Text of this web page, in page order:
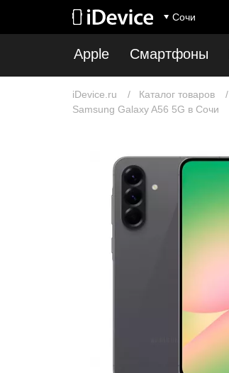
Сочи
Apple Смартфоны
iDevice.ru Каталог товаров
Samsung Galaxy A56 5G в Сочи